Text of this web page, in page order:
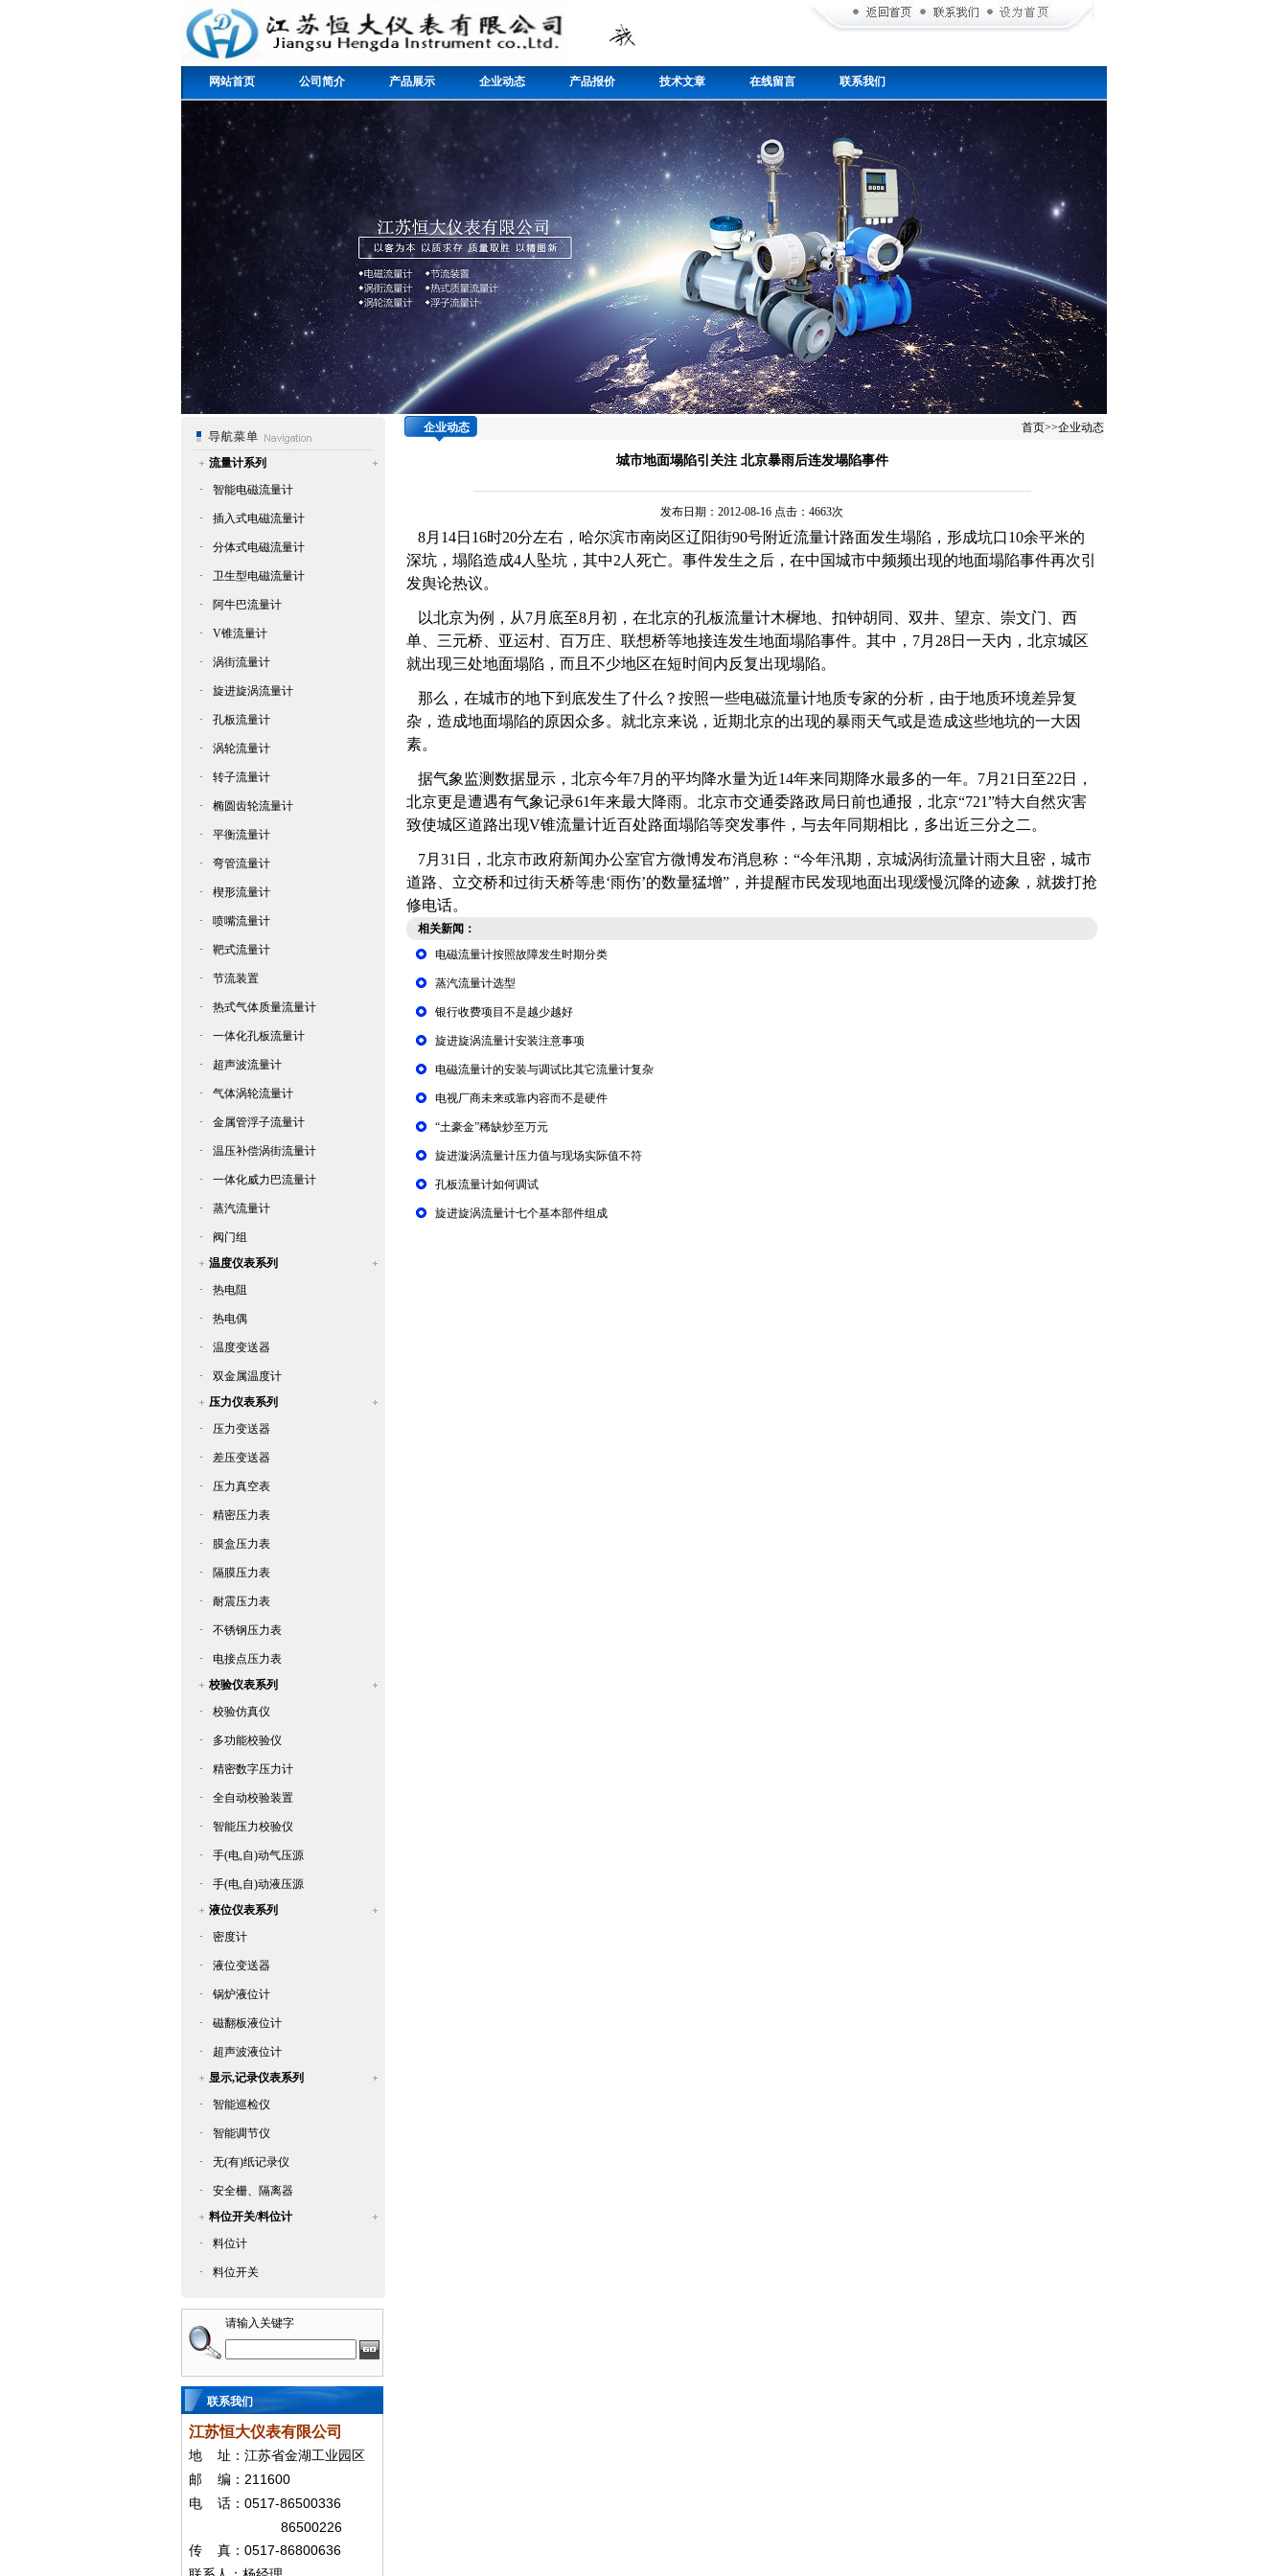
网站首页 公司简介 产品展示 企业动态 产品报价 技术文章 在线留言 联系我们
流量计系列
·
智能电磁流量计
· 插入式电磁流量计
· 分体式电磁流量计
· 卫生型电磁流量计
· 阿牛巴流量计
· V锥流量计
· 涡街流量计
· 旋进旋涡流量计
· 孔板流量计
· 涡轮流量计
· 转子流量计
· 椭圆齿轮流量计
· 平衡流量计
· 弯管流量计
· 楔形流量计
· 喷嘴流量计
· 靶式流量计
· 节流装置
· 热式气体质量流量计
· 一体化孔板流量计
· 超声波流量计
· 气体涡轮流量计
· 金属管浮子流量计
· 温压补偿涡街流量计
· 一体化威力巴流量计
· 蒸汽流量计
·
阀门组
温度仪表系列
·
热电阻
· 热电偶
· 温度变送器
·
双金属温度计
压力仪表系列
·
压力变送器
· 差压变送器
· 压力真空表
· 精密压力表
· 膜盒压力表
· 隔膜压力表
· 耐震压力表
· 不锈钢压力表
·
电接点压力表
校验仪表系列
·
校验仿真仪
· 多功能校验仪
· 精密数字压力计
· 全自动校验装置
· 智能压力校验仪
· 手(电,自)动气压源
·
手(电,自)动液压源
液位仪表系列
·
密度计
· 液位变送器
· 锅炉液位计
· 磁翻板液位计
·
超声波液位计
显示,记录仪表系列
·
智能巡检仪
· 智能调节仪
· 无(有)纸记录仪
·
安全栅、隔离器
料位开关/料位计
·
料位计
· 料位开关
请输入关键字
联系我们
江苏恒大仪表有限公司
地
址：江苏省金湖工业园区
邮
编： 211600
电 话： 0517-86500336
86500226
传 真： 0517-86800636
企业动态 首页>>企业动态
城市地面塌陷引关注 北京暴雨后连发塌陷事件
发布日期：2012-08-16 点击：4663次
8月14日16时20分左右，哈尔滨市南岗区辽阳街90号附近流量计路面发生塌陷，形成坑口10余平米的
深坑，塌陷造成4人坠坑，其中2人死亡。事件发生之后，在中国城市中频频出现的地面塌陷事件再次引
发舆论热议。
以北京为例，从7月底至8月初，在北京的孔板流量计木樨地、扣钟胡同、双井、望京、崇文门、西
单、三元桥、亚运村、百万庄、联想桥等地接连发生地面塌陷事件。其中，7月28日一天内，北京城区
就出现三处地面塌陷，而且不少地区在短时间内反复出现塌陷。
那么，在城市的地下到底发生了什么？按照一些电磁流量计地质专家的分析，由于地质环境差异复
杂，造成地面塌陷的原因众多。就北京来说，近期北京的出现的暴雨天气或是造成这些地坑的一大因
素。
据气象监测数据显示，北京今年7月的平均降水量为近14年来同期降水最多的一年。7月21日至22日，
北京更是遭遇有气象记录61年来最大降雨。北京市交通委路政局日前也通报，北京“721”特大自然灾害
致使城区道路出现V锥流量计近百处路面塌陷等突发事件，与去年同期相比，多出近三分之二。
7月31日，北京市政府新闻办公室官方微博发布消息称：“今年汛期，京城涡街流量计雨大且密，城市
道路、立交桥和过街天桥等患‘雨伤’的数量猛增”，并提醒市民发现地面出现缓慢沉降的迹象，就拨打抢
修电话。
相关新闻：
电磁流量计按照故障发生时期分类
蒸汽流量计选型
银行收费项目不是越少越好
旋进旋涡流量计安装注意事项
电磁流量计的安装与调试比其它流量计复杂
电视厂商未来或靠内容而不是硬件
“土豪金”稀缺炒至万元
旋进漩涡流量计压力值与现场实际值不符
孔板流量计如何调试
旋进旋涡流量计七个基本部件组成